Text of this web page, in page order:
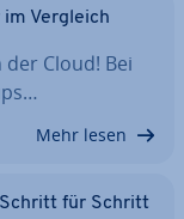
Vergleich
Cloud! Bei
Mehr lesen
Schritt für Schritt